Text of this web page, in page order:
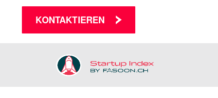
KONTAKTIEREN